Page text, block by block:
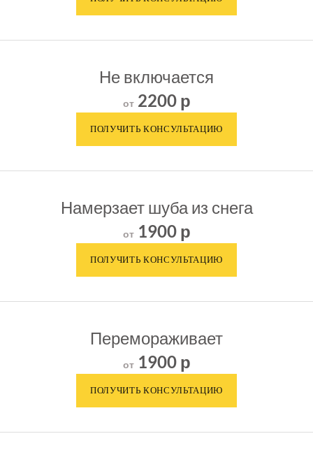
Не включается
от2200 р
Намерзает шуба из снега
от1900 р
Перемораживает
от1900 р